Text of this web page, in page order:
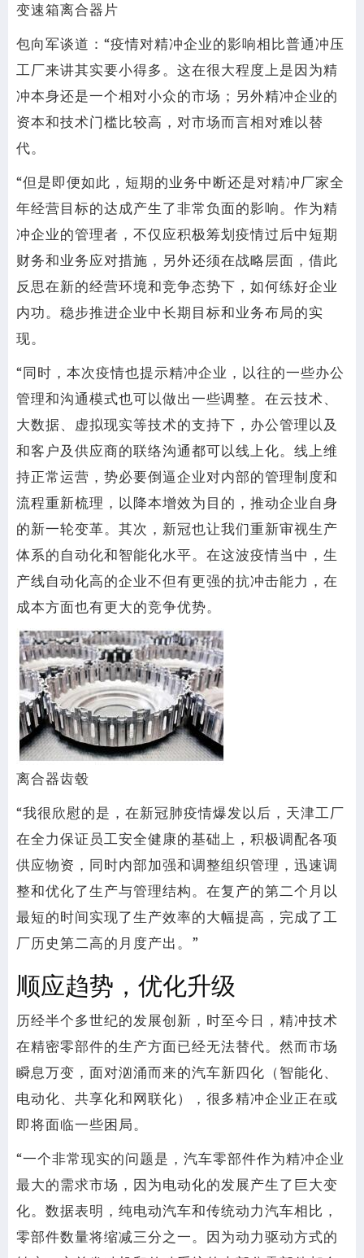
变速箱离合器片
包向军谈道：“疫情对精冲企业的影响相比普通冲压
工厂来讲其实要小得多。这在很大程度上是因为精
冲本身还是一个相对小众的市场；另外精冲企业的
资本和技术门槛比较高，对市场而言相对难以替
代。
“但是即便如此，短期的业务中断还是对精冲厂家全
年经营目标的达成产生了非常负面的影响。作为精
冲企业的管理者，不仅应积极筹划疫情过后中短期
财务和业务应对措施，另外还须在战略层面，借此
反思在新的经营环境和竞争态势下，如何练好企业
内功。稳步推进企业中长期目标和业务布局的实
现。
“同时，本次疫情也提示精冲企业，以往的一些办公
管理和沟通模式也可以做出一些调整。在云技术、
大数据、虚拟现实等技术的支持下，办公管理以及
和客户及供应商的联络沟通都可以线上化。线上维
持正常运营，势必要倒逼企业对内部的管理制度和
流程重新梳理，以降本增效为目的，推动企业自身
的新一轮变革。其次，新冠也让我们重新审视生产
体系的自动化和智能化水平。在这波疫情当中，生
产线自动化高的企业不但有更强的抗冲击能力，在
成本方面也有更大的竞争优势。
离合器齿毂
“我很欣慰的是，在新冠肺疫情爆发以后，天津工厂
在全力保证员工安全健康的基础上，积极调配各项
供应物资，同时内部加强和调整组织管理，迅速调
整和优化了生产与管理结构。在复产的第二个月以
最短的时间实现了生产效率的大幅提高，完成了工
厂历史第二高的月度产出。”
顺应趋势，优化升级
历经半个多世纪的发展创新，时至今日，精冲技术
在精密零部件的生产方面已经无法替代。然而市场
瞬息万变，面对汹涌而来的汽车新四化（智能化、
电动化、共享化和网联化），很多精冲企业正在或
即将面临一些困局。
“一个非常现实的问题是，汽车零部件作为精冲企业
最大的需求市场，因为电动化的发展产生了巨大变
化。数据表明，纯电动汽车和传统动力汽车相比，
零部件数量将缩减三分之一。因为动力驱动方式的